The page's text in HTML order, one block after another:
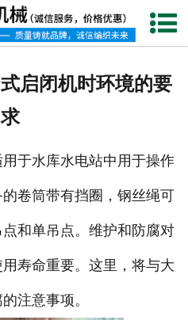
网站首页
资质荣誉
联系我们
启闭机时环境的要
求
用于水库水电站中用于操作
卷筒带有挡圈，钢丝绳可
和单吊点。维护和防腐对
寿命重要。这里，将与大
注意事项。